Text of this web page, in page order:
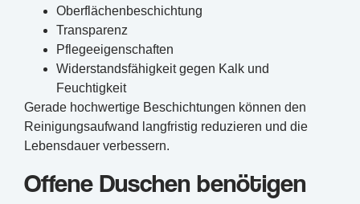
Oberflächenbeschichtung
Transparenz
Pflegeeigenschaften
Widerstandsfähigkeit gegen Kalk und
Feuchtigkeit
Gerade hochwertige Beschichtungen können den
Reinigungsaufwand langfristig reduzieren und die
Lebensdauer verbessern.
Offene Duschen benötigen